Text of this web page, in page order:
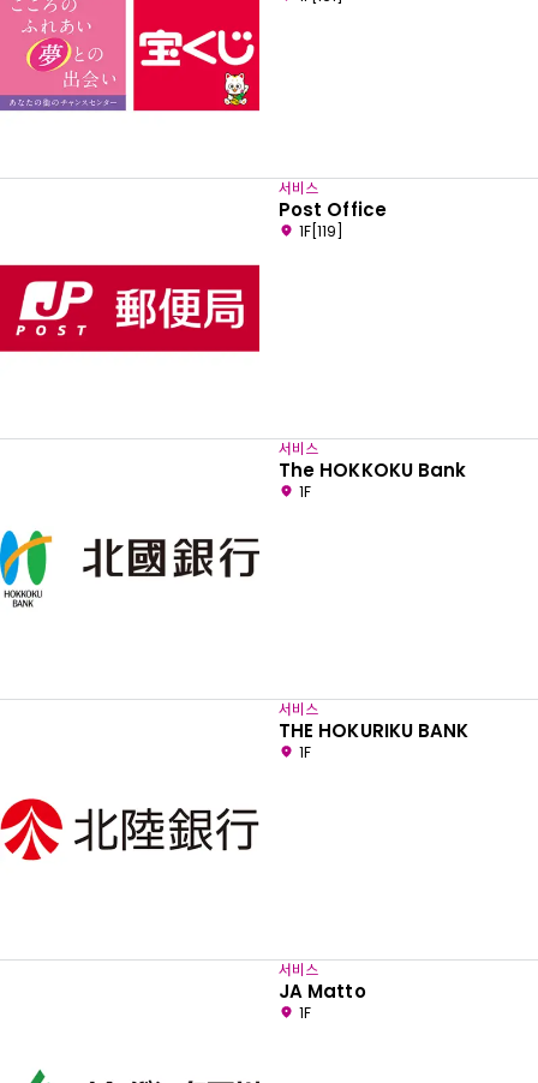
서비스
Post Office
1F[119]
서비스
The HOKKOKU Bank
1F
서비스
THE HOKURIKU BANK
1F
서비스
JA Matto
1F